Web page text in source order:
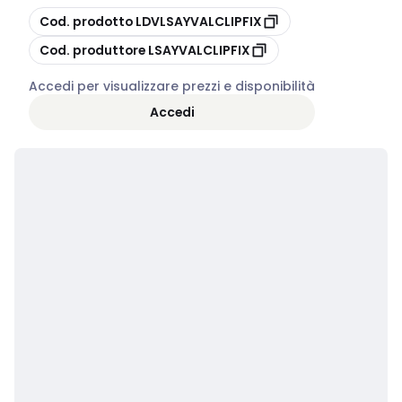
copia
Cod. prodotto LDVLSAYVALCLIPFIX
copia
Cod. produttore LSAYVALCLIPFIX
Accedi per visualizzare prezzi e disponibilità
Accedi